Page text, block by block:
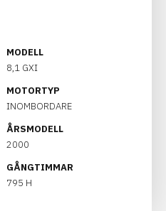
MODELL
8,1 GXI
MOTORTYP
INOMBORDARE
ÅRSMODELL
2000
GÅNGTIMMAR
795 H